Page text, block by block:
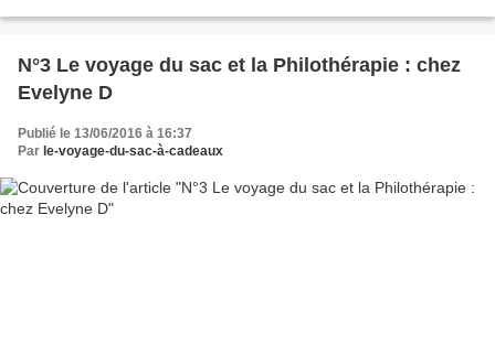
N°3 Le voyage du sac et la Philothérapie : chez
Evelyne D
Publié le 13/06/2016 à 16:37
Par le-voyage-du-sac-à-cadeaux